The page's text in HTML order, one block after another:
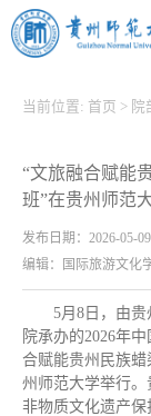
当前位置: 首页 > 院
“文旅融合赋能
班”在贵州师范
发布日期：2026-05-09
编辑：国际旅游文化
5月8日，由
院承办的2026年
合赋能贵州民族
州师范大学举行
非物质文化遗产